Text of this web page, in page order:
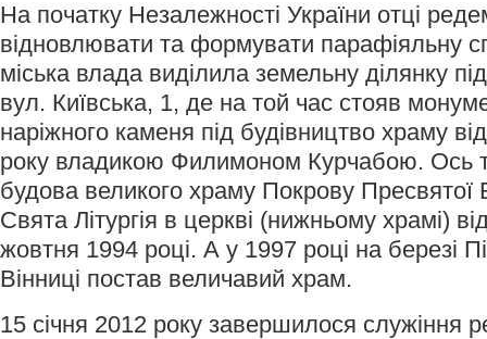
На початку Незалежності України отці
відновлювати та формувати парафіяльну
міська влада виділила земельну ділянку
вул. Київська, 1, де на той час стояв
наріжного каменя під будівництво храму
року владикою Филимоном Курчабою. Ось
будова великого храму Покрову
Свята Літургія в церкві (нижньому храмі)
жовтня 1994 році. А у 1997 році на березі
Вінниці постав величавий храм.
15 січня 2012 року завершилося служіння